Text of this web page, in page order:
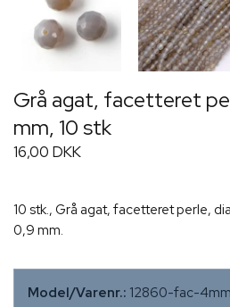
Grå agat, facetteret
mm, 10 stk
16,00 DKK
10 stk., Grå agat, facetteret perle,
0,9 mm.
Model/Varenr.: 12860-fac-4mm